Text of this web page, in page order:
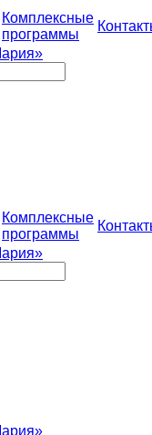
Комплексные
программы
Комплексные
программы